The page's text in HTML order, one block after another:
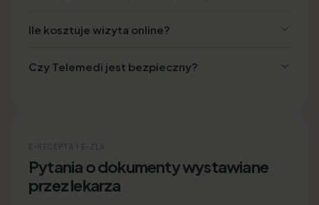
Ile kosztuje wizyta online?
Czy Telemedi jest bezpieczny?
E-RECEPTA I E-ZLA
Pytania o dokumenty wystawiane
przez lekarza